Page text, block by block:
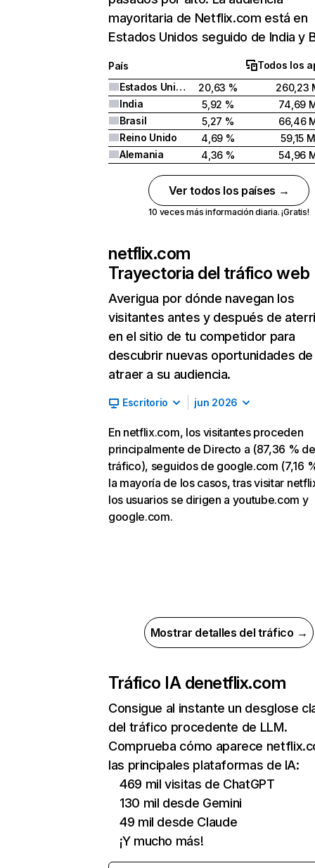
mayoritaria de Netflix.com está en
Estados Unidos seguido de India y
País
Todos los
Estados Unidos
20,63 %
260,23
India
5,92 %
74,69
Brasil
5,27 %
66,46
Reino Unido
4,69 %
59,15 M
Alemania
4,36 % 54,96
Ver todos los países →
10 veces más información diaria. ¡Gratis!
netflix.com
Trayectoria del tráfico web
Averigua por dónde navegan los
visitantes antes y después de
en el sitio de tu competidor para
descubrir nuevas oportunidades de
atraer a su audiencia.
Escritorio jun 2026
En netflix.com, los visitantes proceden
principalmente de Directo a (87,36 % de
tráfico), seguidos de google.com (7,16
la mayoría de los casos, tras visitar
los usuarios se dirigen a youtube.com y
google.com.
Mostrar detalles del tráfico →
Tráfico IA denetflix.com
Consigue al instante un desglose
del tráfico procedente de LLM.
Comprueba cómo aparece
las principales plataformas de IA:
469 mil visitas de ChatGPT
130 mil desde Gemini
49 mil desde Claude
¡Y mucho más!